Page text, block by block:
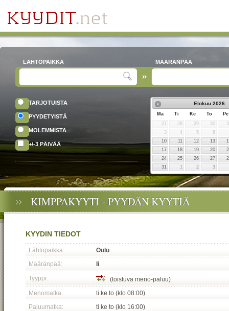
LÄHTÖPAIKKA MÄÄRÄNPÄÄ
TARJOTUISTA
PYYDETYISTÄ
MOLEMMISTA
+/-3 PÄIVÄÄ
Elokuu 2026
Ma Ti Ke To
Pe
27
28 29 30
3
4 5
6
10
11 12 13
17
18 19 20
24
25 26 27
31
1 2 3
KIMPPAKYYTI - PYYDÄN KYYTIÄ
KYYDIN TIEDOT
Lähtöpaikka:
Oulu
Määränpää:
Ii
Tyyppi:
(toistuva meno-paluu)
Menomatka:
ti ke to (klo 08:00)
Paluumatka:
ti ke to (klo 16:00)